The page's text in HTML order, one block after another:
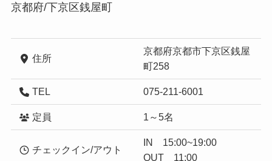
京都府/下京区銭屋町
住所
京都府京都市下京区銭屋
町258
TEL 075-211-6001
定員 1～5名
チェックイン/アウト
IN 15:00~19:00
OUT 11:00